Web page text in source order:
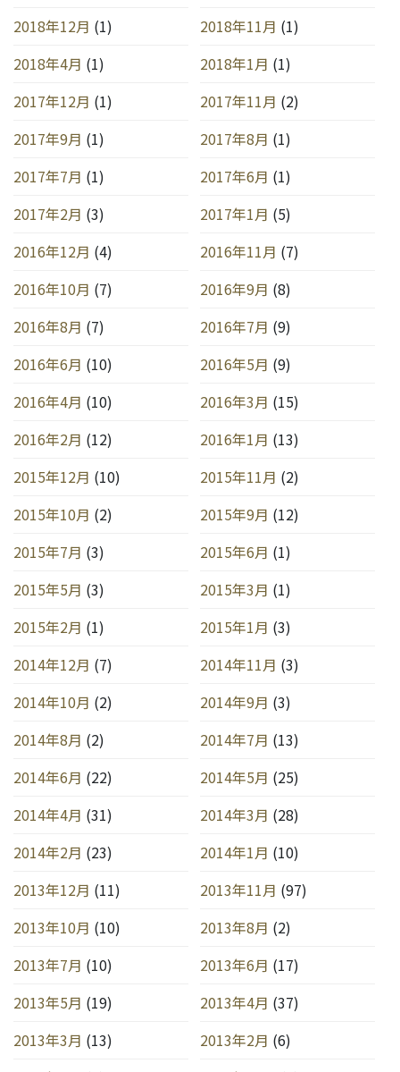
2018年12月 (1) 2018年11月 (1)
2018年4月 (1) 2018年1月 (1)
2017年12月 (1) 2017年11月 (2)
2017年9月 (1) 2017年8月 (1)
2017年7月 (1) 2017年6月 (1)
2017年2月 (3) 2017年1月 (5)
2016年12月 (4) 2016年11月 (7)
2016年10月 (7) 2016年9月 (8)
2016年8月 (7) 2016年7月 (9)
2016年6月 (10) 2016年5月 (9)
2016年4月 (10) 2016年3月 (15)
2016年2月 (12) 2016年1月 (13)
2015年12月 (10) 2015年11月 (2)
2015年10月 (2) 2015年9月 (12)
2015年7月 (3) 2015年6月 (1)
2015年5月 (3) 2015年3月 (1)
2015年2月 (1) 2015年1月 (3)
2014年12月 (7) 2014年11月 (3)
2014年10月 (2) 2014年9月 (3)
2014年8月 (2) 2014年7月 (13)
2014年6月 (22) 2014年5月 (25)
2014年4月 (31) 2014年3月 (28)
2014年2月 (23) 2014年1月 (10)
2013年12月 (11) 2013年11月 (97)
2013年10月 (10) 2013年8月 (2)
2013年7月 (10) 2013年6月 (17)
2013年5月 (19) 2013年4月 (37)
2013年3月 (13) 2013年2月 (6)